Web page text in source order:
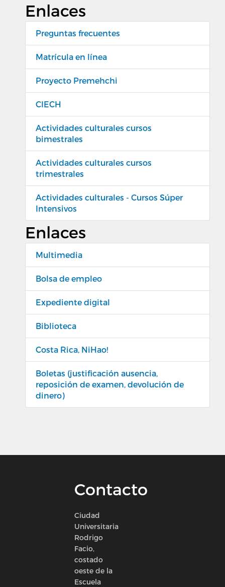
Enlaces
Preguntas frecuentes
Matrícula en línea
Proyecto Premehchi
CIECH
Actividades culturales cursos
bimestrales
Actividades culturales cursos
trimestrales
Actividades culturales - Cursos Súper
Intensivos
Enlaces
Multimedia
Bolsa de empleo
Expediente digital
Biblioteca
Costa Rica, NiHao!
Boletas (justificación ausencia,
reposición de examen, devolución de
dinero)
Contacto
Ciudad
Universitaria
Rodrigo
Facio,
costado
oeste de la
Escuela